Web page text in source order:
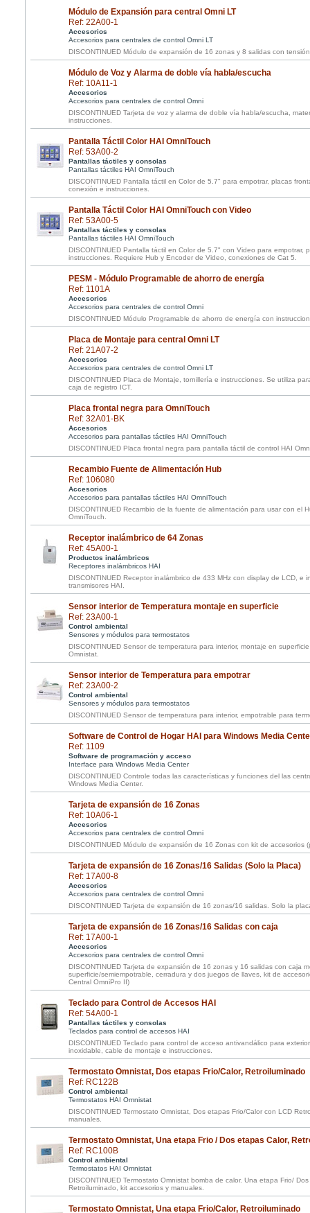
Módulo de Expansión para central Omni LT
Ref: 22A00-1
Accesorios
Accesorios para centrales de control Omni LT
DISCONTINUED Módulo de expansión de 16 zonas y 8 salidas con
Módulo de Voz y Alarma de doble vía habla/escucha
Ref: 10A11-1
Accesorios
Accesorios para centrales de control Omni
DISCONTINUED Tarjeta de voz y alarma de doble vía habla/escucha,
instrucciones.
Pantalla Táctil Color HAI OmniTouch
Ref: 53A00-2
Pantallas táctiles y consolas
Pantallas táctiles HAI OmniTouch
DISCONTINUED Pantalla táctil en Color de 5.7" para empotrar, placas
conexión e instrucciones.
Pantalla Táctil Color HAI OmniTouch con Video
Ref: 53A00-5
Pantallas táctiles y consolas
Pantallas táctiles HAI OmniTouch
DISCONTINUED Pantalla táctil en Color de 5.7" con Video para empotrar,
instrucciones. Requiere Hub y Encoder de Video, conexiones de Cat 5.
PESM - Módulo Programable de ahorro de energía
Ref: 1101A
Accesorios
Accesorios para centrales de control Omni
DISCONTINUED Módulo Programable de ahorro de energía con
Placa de Montaje para central Omni LT
Ref: 21A07-2
Accesorios
Accesorios para centrales de control Omni LT
DISCONTINUED Placa de Montaje, tornillería e instrucciones. Se utiliza
caja de registro ICT.
Placa frontal negra para OmniTouch
Ref: 32A01-BK
Accesorios
Accesorios para pantallas táctiles HAI OmniTouch
DISCONTINUED Placa frontal negra para pantalla táctil de control HAI
Recambio Fuente de Alimentación Hub
Ref: 106080
Accesorios
Accesorios para pantallas táctiles HAI OmniTouch
DISCONTINUED Recambio de la fuente de alimentación para usar con el
OmniTouch.
Receptor inalámbrico de 64 Zonas
Ref: 45A00-1
Productos inalámbricos
Receptores inalámbricos HAI
DISCONTINUED Receptor inalámbrico de 433 MHz con display de LCD, e
transmisores HAI.
Sensor interior de Temperatura montaje en superficie
Ref: 23A00-1
Control ambiental
Sensores y módulos para termostatos
DISCONTINUED Sensor de temperatura para interior, montaje en
Omnistat.
Sensor interior de Temperatura para empotrar
Ref: 23A00-2
Control ambiental
Sensores y módulos para termostatos
DISCONTINUED Sensor de temperatura para interior, empotrable para
Software de Control de Hogar HAI para Windows Media
Ref: 1109
Software de programación y acceso
Interface para Windows Media Center
DISCONTINUED Controle todas las características y funciones del las
Windows Media Center.
Tarjeta de expansión de 16 Zonas
Ref: 10A06-1
Accesorios
Accesorios para centrales de control Omni
DISCONTINUED Módulo de expansión de 16 Zonas con kit de accesorios
Tarjeta de expansión de 16 Zonas/16 Salidas (Solo la Placa)
Ref: 17A00-8
Accesorios
Accesorios para centrales de control Omni
DISCONTINUED Tarjeta de expansión de 16 zonas/16 salidas. Solo la
Tarjeta de expansión de 16 Zonas/16 Salidas con caja
Ref: 17A00-1
Accesorios
Accesorios para centrales de control Omni
DISCONTINUED Tarjeta de expansión de 16 zonas y 16 salidas con caja
superficie/semiempotrable, cerradura y dos juegos de llaves, kit de
Central OmniPro II)
Teclado para Control de Accesos HAI
Ref: 54A00-1
Pantallas táctiles y consolas
Teclados para control de accesos HAI
DISCONTINUED Teclado para control de acceso antivandálico para
inoxidable, cable de montaje e instrucciones.
Termostato Omnistat, Dos etapas Frio/Calor, Retroiluminado
Ref: RC122B
Control ambiental
Termostatos HAI Omnistat
DISCONTINUED Termostato Omnistat, Dos etapas Frio/Calor con LCD
manuales.
Termostato Omnistat, Una etapa Frio / Dos etapas Calor,
Ref: RC100B
Control ambiental
Termostatos HAI Omnistat
DISCONTINUED Termostato Omnistat bomba de calor. Una etapa Frio/
Retroiluminado, kit accesorios y manuales.
Termostato Omnistat, Una etapa Frio/Calor, Retroiluminado